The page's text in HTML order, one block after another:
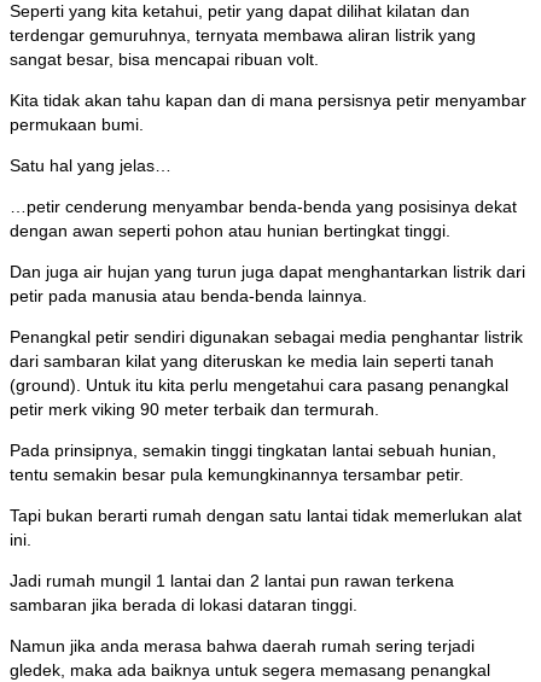
Seperti yang kita ketahui, petir yang dapat dilihat kilatan dan
terdengar gemuruhnya, ternyata membawa aliran listrik yang
sangat besar, bisa mencapai ribuan volt.
Kita tidak akan tahu kapan dan di mana persisnya petir menyambar
permukaan bumi.
Satu hal yang jelas…
…petir cenderung menyambar benda-benda yang posisinya dekat
dengan awan seperti pohon atau hunian bertingkat tinggi.
Dan juga air hujan yang turun juga dapat menghantarkan listrik dari
petir pada manusia atau benda-benda lainnya.
Penangkal petir sendiri digunakan sebagai media penghantar listrik
dari sambaran kilat yang diteruskan ke media lain seperti tanah
(ground). Untuk itu kita perlu mengetahui cara pasang penangkal
petir merk viking 90 meter terbaik dan termurah.
Pada prinsipnya, semakin tinggi tingkatan lantai sebuah hunian,
tentu semakin besar pula kemungkinannya tersambar petir.
Tapi bukan berarti rumah dengan satu lantai tidak memerlukan alat
ini.
Jadi rumah mungil 1 lantai dan 2 lantai pun rawan terkena
sambaran jika berada di lokasi dataran tinggi.
Namun jika anda merasa bahwa daerah rumah sering terjadi
gledek, maka ada baiknya untuk segera memasang penangkal